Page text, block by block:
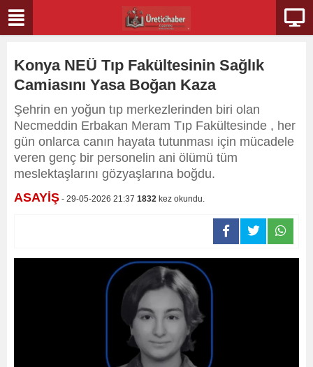
Konya NEÜ Tıp Fakültesinin Sağlık
Camiasını Yasa Boğan Kaza
Şehrin en yoğun tıp merkezlerinden biri olan
Necmeddin Erbakan Meram Tıp Fakültesinde , her
gün onlarca canın hayata tutunması için mücadele
veren genç bir personelin ani ölümü tüm
meslektaşlarını gözyaşlarına boğdu.
ASAYİŞ - 29-05-2026 21:37 1832 kez okundu.